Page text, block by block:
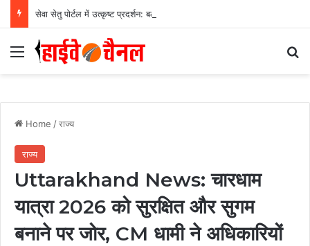
Menu
Home /राज्य
राज्य
Uttarakhand News: चारधाम
यात्रा 2026 को सुरक्षित और सुगम
बनाने पर जोर, CM धामी ने अधिकारियों